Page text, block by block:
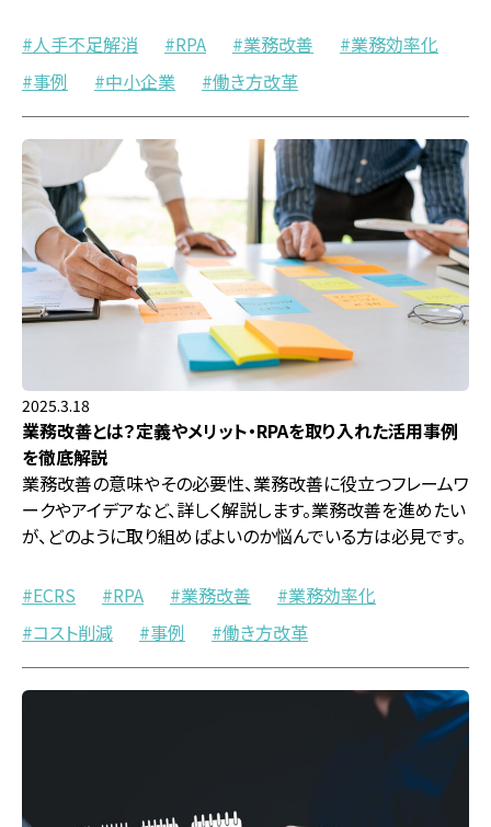
人手不足解消 RPA 業務改善
業務効率化
事例
中小企業 働き方改革
2025.3.18
業務改善とは？定義やメリット・RPAを取り入れた活用事例
を徹底解説
業務改善の意味やその必要性、業務改善に役立つフレームワ
ークやアイデアなど、詳しく解説します。業務改善を進めたい
が、どのように取り組めばよいのか悩んでいる方は必見です。
ECRS RPA 業務改善
業務効率化
コスト削減
事例 働き方改革